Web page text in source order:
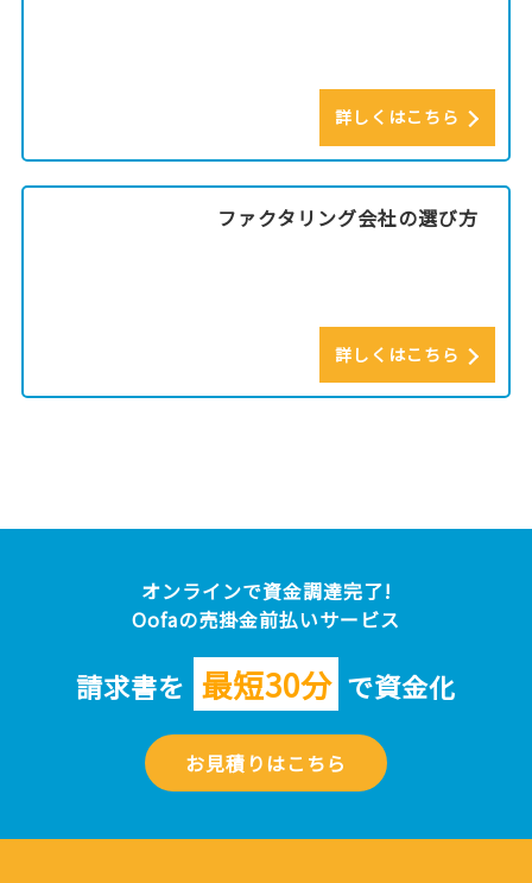
詳しくはこちら
ファクタリング会社の選び方
詳しくはこちら
オンラインで資金調達完了!
Oofaの売掛金前払いサービス
請求書を 最短30分 で資金化
お見積りはこちら